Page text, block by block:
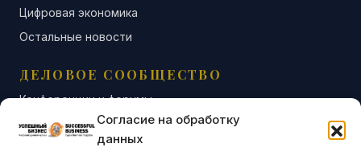
Согласие на обработку
данных
Цифровая экономика
Остальные новости
ДЕЛОВОЕ СООБЩЕСТВО
Конференции и форумы
Бизнес-клубы и ассоциации
Остальные новости